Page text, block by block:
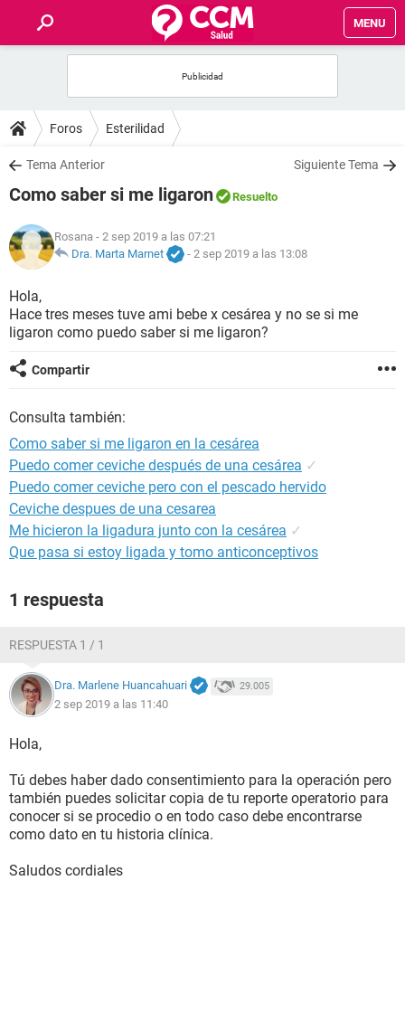
MENU
FOROS
SALUD
NUTRICIÓN
BIENESTAR
Foros Esterilidad
Tema Anterior Siguiente Tema
Como saber si me ligaron Resuelto
Rosana - 2 sep 2019 a las 07:21
Dra. Marta Marnet
- 2 sep 2019 a las 13:08
Hola,
Hace tres meses tuve ami bebe x cesárea y no se si me
ligaron como puedo saber si me ligaron?
Compartir
Consulta también:
Como saber si me ligaron en la cesárea
Puedo comer ceviche después de una cesárea ✓
Puedo comer ceviche pero con el pescado hervido
Ceviche despues de una cesarea
Me hicieron la ligadura junto con la cesárea ✓
Que pasa si estoy ligada y tomo anticonceptivos
1 respuesta
RESPUESTA 1 / 1
Dra. Marlene Huancahuari 29.005
2 sep 2019 a las 11:40
Hola,
Tú debes haber dado consentimiento para la operación pero
también puedes solicitar copia de tu reporte operatorio para
conocer si se procedio o en todo caso debe encontrarse
como dato en tu historia clínica.
Saludos cordiales